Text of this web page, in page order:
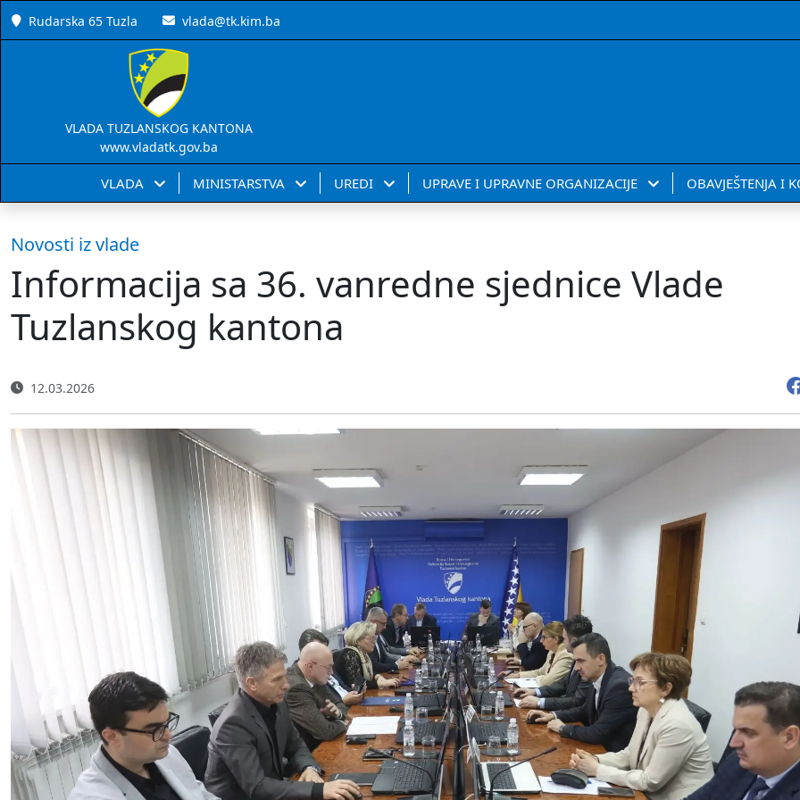
Rudarska 65 Tuzla vlada@tk.kim.ba
VLADA TUZLANSKOG KANTONA
www.vladatk.gov.ba
VLADA MINISTARSTVA UREDI UPRAVE I UPRAVNE ORGANIZACIJE OBAVJEŠTENJA I
Novosti iz vlade
Informacija sa 36. vanredne sjednice Vlade
Tuzlanskog kantona
12.03.2026